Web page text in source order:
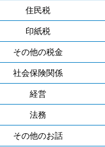
住民税
印紙税
その他の税金
社会保険関係
経営
法務
その他のお話